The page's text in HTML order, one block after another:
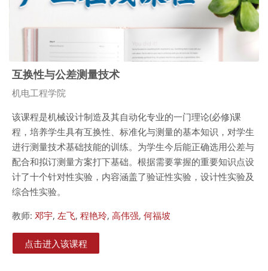
互换性与公差测量技术
课程类别
机电工程学院
该课程是机械设计制造及其自动化专业的一门理论(必修)课
程，培养学生具有互换性、标准化与测量的基本知识，对学生
进行测量技术基础技能的训练。为学生今后能正确选用公差与
配合和拟订测量方案打下基础。根据需要掌握的重要知识点设
计了十个针对性实验，内容涵盖了验证性实验，设计性实验及
综合性实验。
教师: 邓宇, 左飞, 程艳玲, 高伟强, 何福坡
点击进入该课程